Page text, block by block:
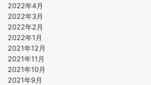
2022年4月
2022年3月
2022年2月
2022年1月
2021年12月
2021年11月
2021年10月
2021年9月